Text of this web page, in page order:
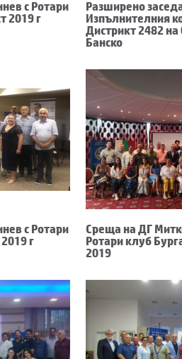
с Ротари
2019 г
Разширено
Изпълнителния
Дистрикт 2482 на
Банско
с Ротари
г
Среща на ДГ
Ротари клуб
2019